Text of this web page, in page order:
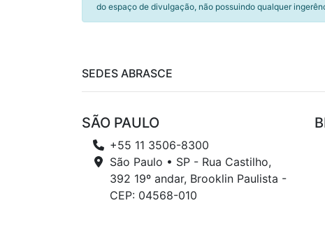
do espaço de divulgação, não possuindo qualquer
SEDES ABRASCE
SÃO PAULO
+55 11 3506-8300
São Paulo • SP - Rua Castilho,
392 19º andar, Brooklin Paulista -
CEP: 04568-010